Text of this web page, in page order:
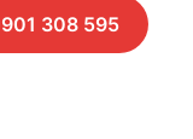
308 595